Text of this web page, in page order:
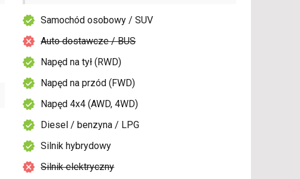
Samochód osobowy / SUV
Auto dostawcze / BUS
Napęd na tył (RWD)
Napęd na przód (FWD)
Napęd 4x4 (AWD, 4WD)
Diesel / benzyna / LPG
Silnik hybrydowy
Silnik elektryczny